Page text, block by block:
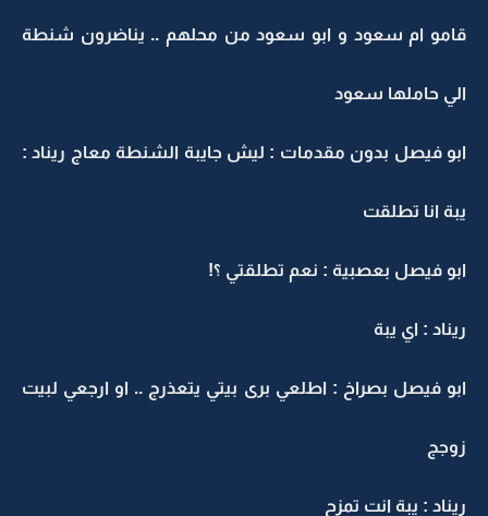
قامو ام سعود و ابو سعود من محلهم .. يناضرون شنطة
الي حاملها سعود
ابو فيصل بدون مقدمات : ليش جايبة الشنطة معاج ريناد :
يبة انا تطلقت
ابو فيصل بعصبية : نعم تطلقتي ؟!
ريناد : اي يبة
ابو فيصل بصراخ : اطلعي برى بيتي يتعذرج .. او ارجعي لبيت
زوجج
ريناد : يبة انت تمزح